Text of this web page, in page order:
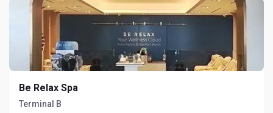
Be Relax Spa
Terminal B